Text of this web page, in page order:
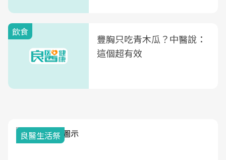
飲食
豐胸只吃青木瓜？中醫說：
這個超有效
良醫生活祭